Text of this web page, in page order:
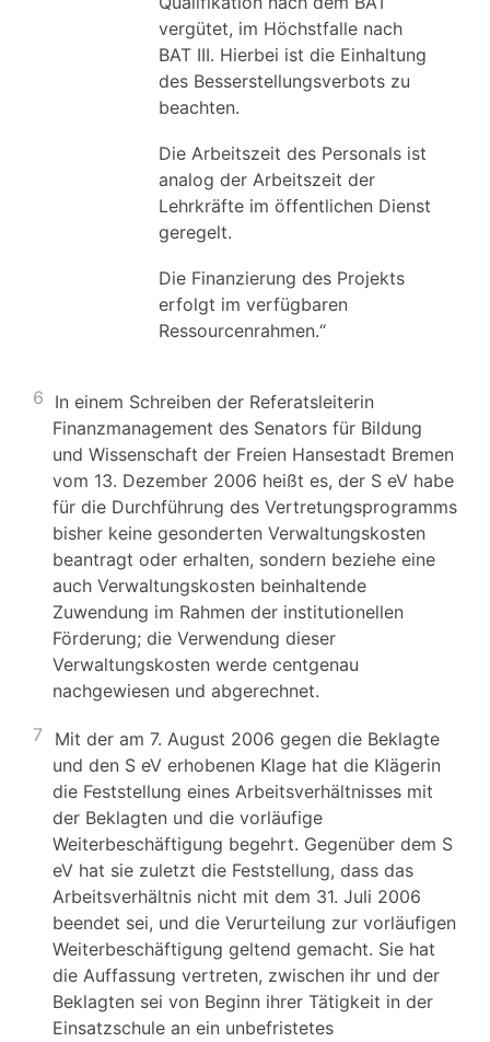
vergütet, im Höchstfalle nach
BAT III. Hierbei ist die Einhaltung
des Besserstellungsverbots zu
beachten.
Die Arbeitszeit des Personals ist
analog der Arbeitszeit der
Lehrkräfte im öffentlichen Dienst
geregelt.
Die Finanzierung des Projekts
erfolgt im verfügbaren
Ressourcenrahmen.“
6 In einem Schreiben der Referatsleiterin
Finanzmanagement des Senators für Bildung
und Wissenschaft der Freien Hansestadt Bremen
vom 13. Dezember 2006 heißt es, der S eV habe
für die Durchführung des Vertretungsprogramms
bisher keine gesonderten Verwaltungskosten
beantragt oder erhalten, sondern beziehe eine
auch Verwaltungskosten beinhaltende
Zuwendung im Rahmen der institutionellen
Förderung; die Verwendung dieser
Verwaltungskosten werde centgenau
nachgewiesen und abgerechnet.
7
Mit der am 7. August 2006 gegen die Beklagte
und den S eV erhobenen Klage hat die Klägerin
die Feststellung eines Arbeitsverhältnisses mit
der Beklagten und die vorläufige
Weiterbeschäftigung begehrt. Gegenüber dem S
eV hat sie zuletzt die Feststellung, dass das
Arbeitsverhältnis nicht mit dem 31. Juli 2006
beendet sei, und die Verurteilung zur vorläufigen
Weiterbeschäftigung geltend gemacht. Sie hat
die Auffassung vertreten, zwischen ihr und der
Beklagten sei von Beginn ihrer Tätigkeit in der
Einsatzschule an ein unbefristetes